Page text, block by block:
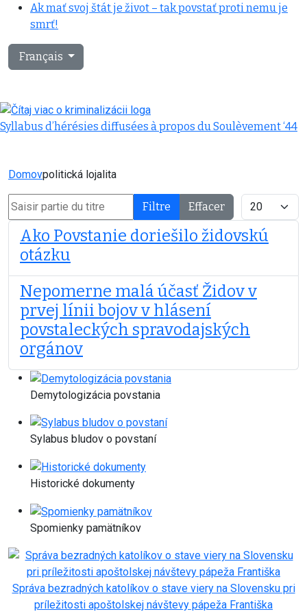
Ak mať svoj štát je život – tak povstať proti nemu je
smrť!
Sélectionnez votre langue
Français
Syllabus d’hérésies diffusées à propos du Soulèvement ‘44
Domovpolitická lojalita
Saisir partie du titre Filtre Effacer Afficher #
Ako Povstanie doriešilo židovskú
otázku
Nepomerne malá účasť Židov v
prvej línii bojov v hlásení
povstaleckých spravodajských
orgánov
Demytologizácia povstania
Sylabus bludov o povstaní
Historické dokumenty
Spomienky pamätníkov
Správa bezradných katolíkov o stave viery na Slovensku pri
príležitosti apoštolskej návštevy pápeža Františka